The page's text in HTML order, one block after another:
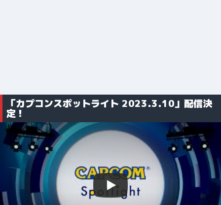
「カプコンスポットライト 2023.3.10」配信決
定！